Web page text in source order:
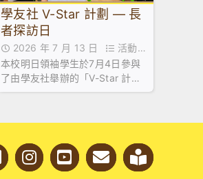
學友社 V-Star 計劃 — 長
者探訪日
2026 年 7 月 13 日
絮
本校明日領袖學生於7月4日參與
了由學友社舉辦的「V-Star 計劃
— 長者探訪日」。活動於明愛天